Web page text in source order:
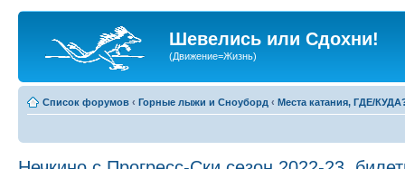
Шевелись или Сдохни!
(Движение=Жизнь)
Список форумов ‹ Горные лыжи и Сноуборд ‹ Места катания, ГДЕ/